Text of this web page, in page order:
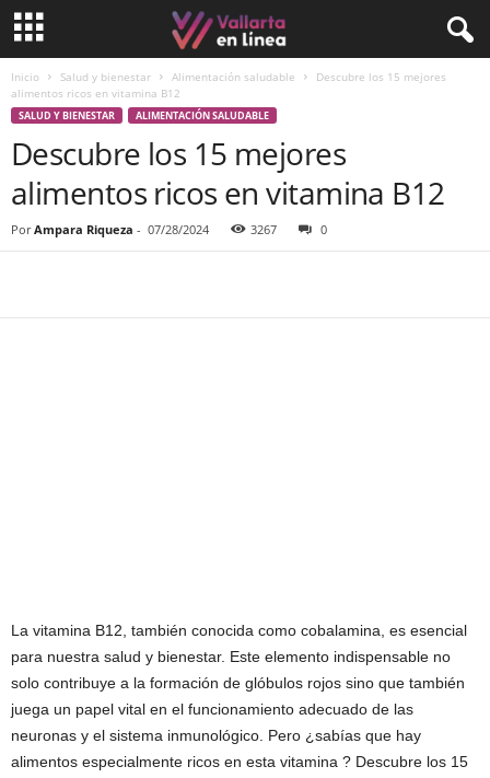
Inicio Salud y bienestar Alimentación saludable
Descubre los 15 mejores
alimentos ricos en vitamina B12
SALUD Y BIENESTAR ALIMENTACIÓN SALUDABLE
Descubre los 15 mejores
alimentos ricos en vitamina B12
Por Ampara Riqueza - 07/28/2024 3267 0
La vitamina B12, también conocida como cobalamina, es esencial
para nuestra salud y bienestar. Este elemento indispensable no
solo contribuye a la formación de glóbulos rojos sino que también
juega un papel vital en el funcionamiento adecuado de las
neuronas y el sistema inmunológico. Pero ¿sabías que hay
alimentos especialmente ricos en esta vitamina ? Descubre los 15